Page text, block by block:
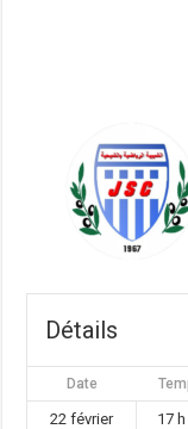
Détails
Date
22 février
17